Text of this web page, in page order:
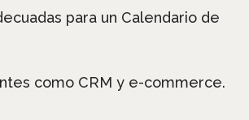
para un Calendario de
como CRM y e-commerce.